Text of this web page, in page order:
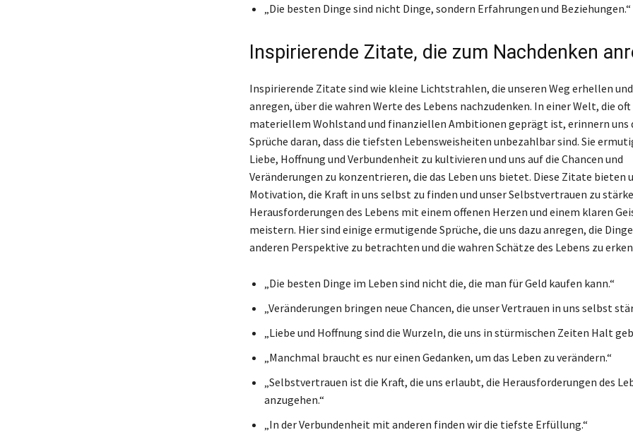
„Die besten Dinge sind nicht Dinge, sondern Erfahrungen und Beziehungen.“
Inspirierende Zitate, die zum Nachdenken
Inspirierende Zitate sind wie kleine Lichtstrahlen, die unseren Weg erhellen und
anregen, über die wahren Werte des Lebens nachzudenken. In einer Welt, die oft
materiellem Wohlstand und finanziellen Ambitionen geprägt ist, erinnern uns
Sprüche daran, dass die tiefsten Lebensweisheiten unbezahlbar sind. Sie
Liebe, Hoffnung und Verbundenheit zu kultivieren und uns auf die Chancen und
Veränderungen zu konzentrieren, die das Leben uns bietet. Diese Zitate bieten
Motivation, die Kraft in uns selbst zu finden und unser Selbstvertrauen zu
Herausforderungen des Lebens mit einem offenen Herzen und einem klaren
meistern. Hier sind einige ermutigende Sprüche, die uns dazu anregen, die
anderen Perspektive zu betrachten und die wahren Schätze des Lebens zu
„Die besten Dinge im Leben sind nicht die, die man für Geld kaufen kann.“
„Veränderungen bringen neue Chancen, die unser Vertrauen in uns selbst
„Liebe und Hoffnung sind die Wurzeln, die uns in stürmischen Zeiten Halt
„Manchmal braucht es nur einen Gedanken, um das Leben zu verändern.“
„Selbstvertrauen ist die Kraft, die uns erlaubt, die Herausforderungen des
anzugehen.“
„In der Verbundenheit mit anderen finden wir die tiefste Erfüllung.“